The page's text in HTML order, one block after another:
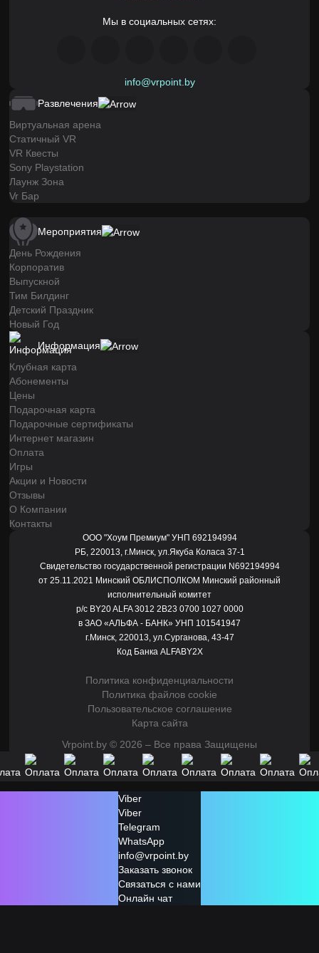
ООО "Хоум Премиум" УНП 692194994
РБ, 220013, г.Минск, ул.Якуба Коласа 37-1
Свидетельство государственной регистрации N692194994
от 25.11.2021 Минский ОБЛИСПОЛКОМ Минский районный
исполнительный комитет
р/с BY20 ALFA 3012 2B23 0700 1027 0000
в ЗАО «АЛЬФА - БАНК» УНП 101541947
г.Минск, 220013, ул.Сурганова, 43-47
Код Банка ALFABY2X
Политика конфиденциальности
Политика файлов cookie
Пользовательское соглашение
Карта сайта
Vrpoint.by © 2026 – Все права Защищены
Мы в социальных сетях:
info@vrpoint.by
Развлечения
Виртуальная арена
Статичный VR
VR Квесты
Sony Playstation
Лаунж Зона
Vr Бар
Мероприятия
День Рождения
Корпоратив
Выпускной
Тим Билдинг
Детский Праздник
Новый Год
Информация
Клубная карта
Абонементы
Цены
Подарочная карта
Подарочные сертификаты
Интернет магазин
Оплата
Игры
Акции и Новости
Отзывы
О Компании
Контакты
Viber
Viber
Telegram
WhatsApp
info@vrpoint.by
Заказать звонок
Связаться с нами
Онлайн чат